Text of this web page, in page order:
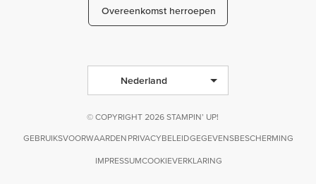
Overeenkomst herroepen
Nederland
© COPYRIGHT 2026 STAMPIN’ UP!
GEBRUIKSVOORWAARDEN PRIVACYBELEIDGEGEVENSBESCHERMING
IMPRESSUMCOOKIEVERKLARING